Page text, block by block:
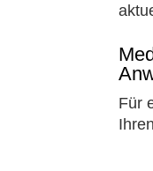
Für